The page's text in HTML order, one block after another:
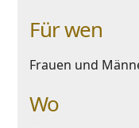
Für wen
Frauen und
Wo